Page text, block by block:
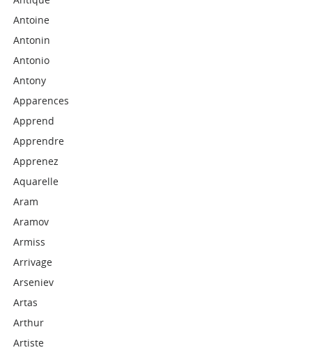
Antoine
Antonin
Antonio
Antony
Apparences
Apprend
Apprendre
Apprenez
Aquarelle
Aram
Aramov
Armiss
Arrivage
Arseniev
Artas
Arthur
Artiste